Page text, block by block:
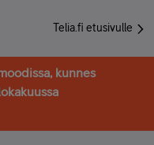
Telia.fi etusivulle
kunnes